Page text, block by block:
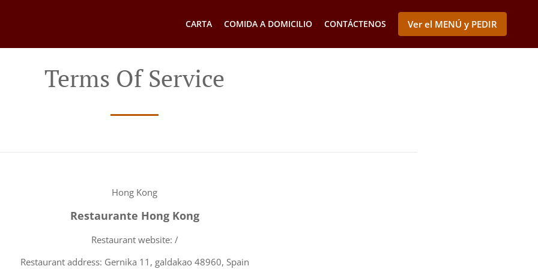
CARTA COMIDA A DOMICILIO CONTÁCTENOS Ver el MENÚ y PEDIR
Terms Of Service
Hong Kong
Restaurante Hong Kong
Restaurant website: /
Restaurant address: Gernika 11, galdakao 48960, Spain